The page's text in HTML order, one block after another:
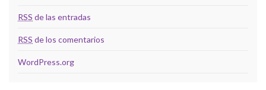
RSS de las entradas
RSS de los comentarios
WordPress.org